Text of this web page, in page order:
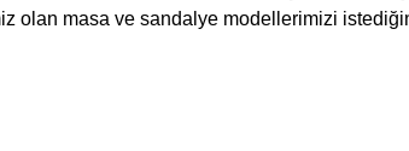
olan masa ve sandalye modellerimizi